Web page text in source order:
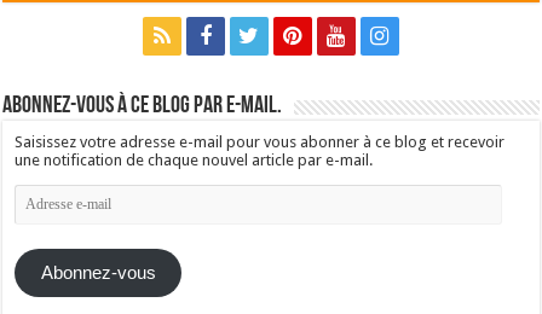
Abonnez-vous à ce blog par e-mail.
Saisissez votre adresse e-mail pour vous abonner à ce blog et recevoir
une notification de chaque nouvel article par e-mail.
Adresse
e-
Abonnez-vous